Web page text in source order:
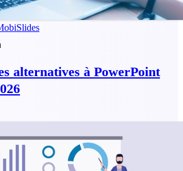
alternatives à PowerPoint